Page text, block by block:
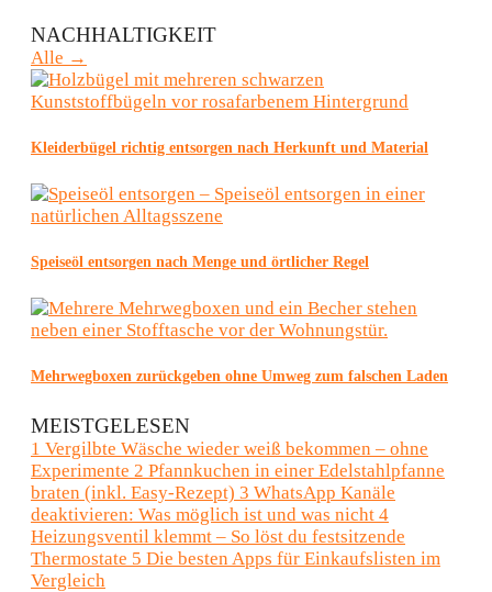
NACHHALTIGKEIT
Alle →
Kleiderbügel richtig entsorgen nach Herkunft und Material
Speiseöl entsorgen nach Menge und örtlicher Regel
Mehrwegboxen zurückgeben ohne Umweg zum falschen Laden
MEISTGELESEN
1 Vergilbte Wäsche wieder weiß bekommen – ohne
Experimente 2 Pfannkuchen in einer Edelstahlpfanne
braten (inkl. Easy-Rezept) 3 WhatsApp Kanäle
deaktivieren: Was möglich ist und was nicht 4
Heizungsventil klemmt – So löst du festsitzende
Thermostate 5 Die besten Apps für Einkaufslisten im
Vergleich